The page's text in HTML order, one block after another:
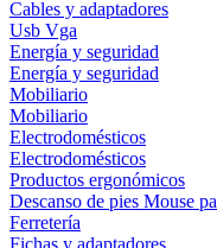
Cables y adaptadores
Usb Vga
Energía y seguridad
Energía y seguridad
Mobiliario
Mobiliario
Electrodomésticos
Electrodomésticos
Productos ergonómicos
Descanso de pies Mouse
Ferretería
Fichas y adaptadores